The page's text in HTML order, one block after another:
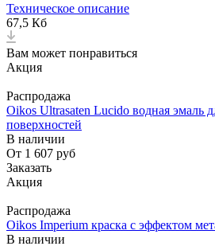
Техническое описание
67,5 Кб
Вам может понравиться
Акция
Распродажа
Oikos Ultrasaten Lucido водная эмаль
поверхностей
В наличии
От 1 607 руб
Заказать
Акция
Распродажа
Oikos Imperium краска с эффектом
В наличии